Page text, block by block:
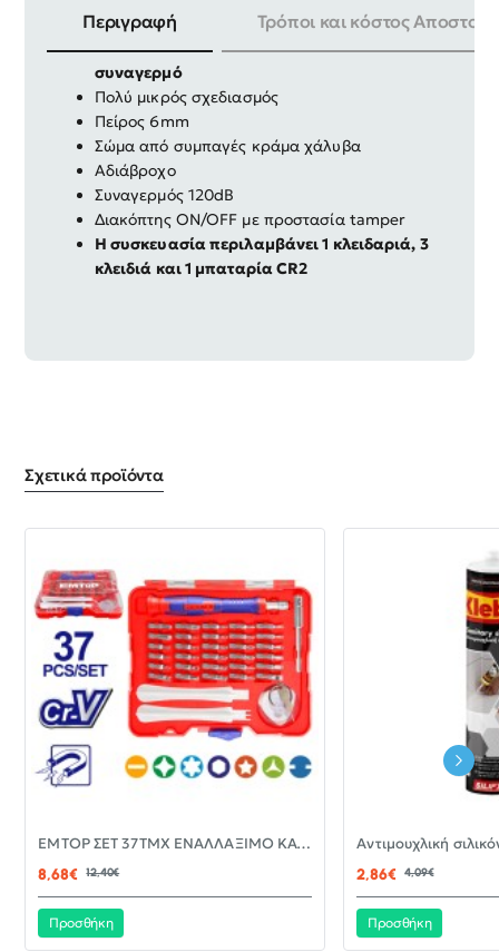
Περιγραφή Τρόποι και κόστος
Κλειδαριά δισκόφρενου κίτρινη / μαύρημε
συναγερμό
Πολύ μικρός σχεδιασμός
Πείρος 6mm
Σώμα από συμπαγές κράμα χάλυβα
Αδιάβροχο
Συναγερμός 120dB
Διακόπτης ON/OFF με προστασία tamper
Η συσκευασία περιλαμβάνει 1 κλειδαριά, 3
κλειδιά και 1 μπαταρία CR2
Σχετικά προϊόντα
-30%EMTOP ΣΕΤ 37ΤΜΧ ΕΝΑΛΛΑΞΙΜΟ ΚΑΤΣΑΒΙΔΙ ΜΕ ΜΥΤΕΣ EBST03702
8,68€
12,40€
Προσθήκη
2,86€ 4,09€
Προσθήκη